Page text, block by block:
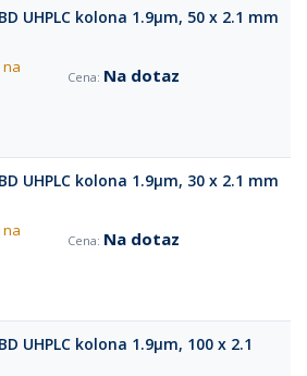
UHPLC kolona 1.9µm, 50 x 2.1 mm
Na dotaz
UHPLC kolona 1.9µm, 30 x 2.1 mm
Na dotaz
UHPLC kolona 1.9µm, 100 x 2.1